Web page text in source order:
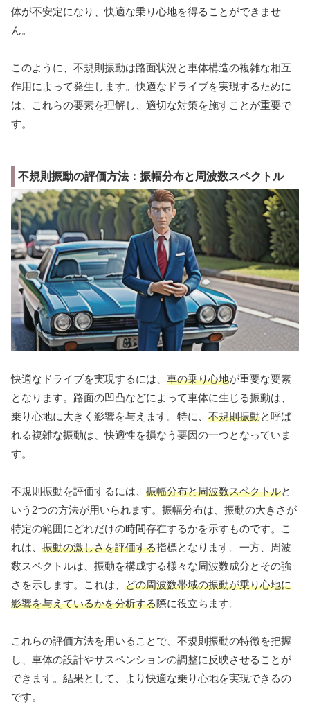
体が不安定になり、快適な乗り心地を得ることができませ
ん。
このように、不規則振動は路面状況と車体構造の複雑な相互
作用によって発生します。快適なドライブを実現するために
は、これらの要素を理解し、適切な対策を施すことが重要で
す。
不規則振動の評価方法：振幅分布と周波数スペクトル
快適なドライブを実現するには、 車の乗り心地が重要な要素
となります。路面の凹凸などによって車体に生じる振動は、
乗り心地に大きく影響を与えます。特に、 不規則振動と呼ば
れる複雑な振動は、快適性を損なう要因の一つとなっていま
す。
不規則振動を評価するには、 振幅分布と周波数スペクトルと
いう2つの方法が用いられます。振幅分布は、振動の大きさが
特定の範囲にどれだけの時間存在するかを示すものです。こ
れは、 振動の激しさを評価する指標となります。一方、周波
数スペクトルは、振動を構成する様々な周波数成分とその強
さを示します。これは、 どの周波数帯域の振動が乗り心地に
影響を与えているかを分析する際に役立ちます。
これらの評価方法を用いることで、不規則振動の特徴を把握
し、車体の設計やサスペンションの調整に反映させることが
できます。結果として、より快適な乗り心地を実現できるの
です。